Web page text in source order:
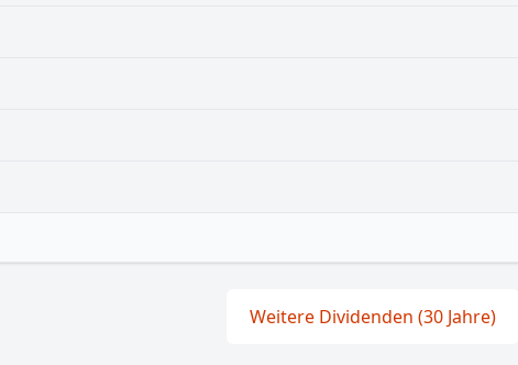
Weitere Dividenden (30 Jahre)